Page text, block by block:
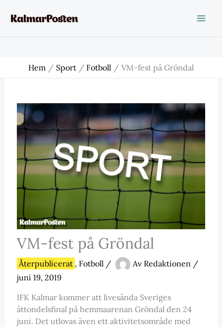
Hem Sport Fotboll VM-fest på Gröndal
VM-fest på Gröndal
Återpublicerat , Fotboll/ Av Redaktionen /
juni 19, 2019
IFK Kalmar kommer att livesända Sveriges
åttondelsfinal på hemmaarenan Gröndal den 24
juni. Det utlovas även ett aktivitetsområde med